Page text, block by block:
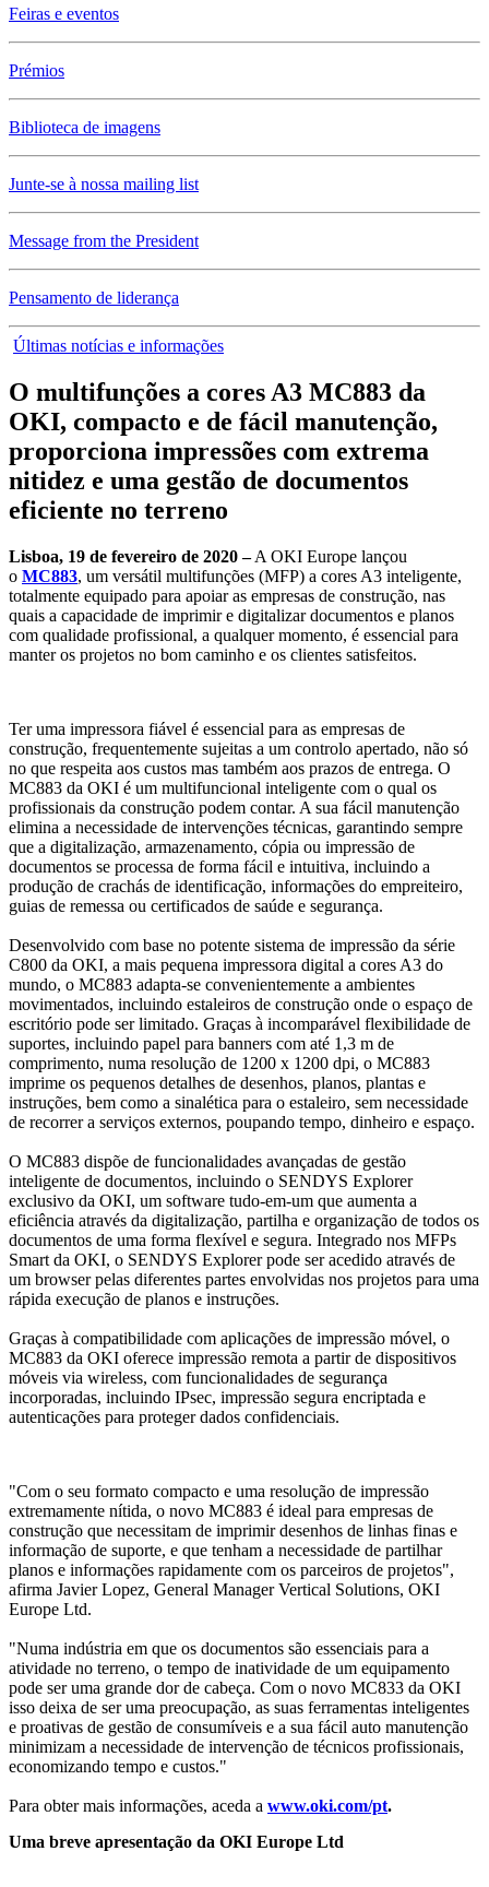
Feiras e eventos
Prémios
Biblioteca de imagens
Junte-se à nossa mailing list
Message from the President
Pensamento de liderança
Últimas notícias e informações
O multifunções a cores A3 MC883 da
OKI, compacto e de fácil manutenção,
proporciona impressões com extrema
nitidez e uma gestão de documentos
eficiente no terreno
Lisboa, 19 de fevereiro de 2020 –A OKI Europe lançou
o MC883, um versátil multifunções (MFP) a cores A3 inteligente,
totalmente equipado para apoiar as empresas de construção, nas
quais a capacidade de imprimir e digitalizar documentos e planos
com qualidade profissional, a qualquer momento, é essencial para
manter os projetos no bom caminho e os clientes satisfeitos.
Ter uma impressora fiável é essencial para as empresas de
construção, frequentemente sujeitas a um controlo apertado, não só
no que respeita aos custos mas também aos prazos de entrega. O
MC883 da OKI é um multifuncional inteligente com o qual os
profissionais da construção podem contar. A sua fácil manutenção
elimina a necessidade de intervenções técnicas, garantindo sempre
que a digitalização, armazenamento, cópia ou impressão de
documentos se processa de forma fácil e intuitiva, incluindo a
produção de crachás de identificação, informações do empreiteiro,
guias de remessa ou certificados de saúde e segurança.
Desenvolvido com base no potente sistema de impressão da série
C800 da OKI, a mais pequena impressora digital a cores A3 do
mundo, o MC883 adapta-se convenientemente a ambientes
movimentados, incluindo estaleiros de construção onde o espaço de
escritório pode ser limitado. Graças à incomparável flexibilidade de
suportes, incluindo papel para banners com até 1,3 m de
comprimento, numa resolução de 1200 x 1200 dpi, o MC883
imprime os pequenos detalhes de desenhos, planos, plantas e
instruções, bem como a sinalética para o estaleiro, sem necessidade
de recorrer a serviços externos, poupando tempo, dinheiro e espaço.
O MC883 dispõe de funcionalidades avançadas de gestão
inteligente de documentos, incluindo o SENDYS Explorer
exclusivo da OKI, um software tudo-em-um que aumenta a
eficiência através da digitalização, partilha e organização de todos os
documentos de uma forma flexível e segura. Integrado nos MFPs
Smart da OKI, o SENDYS Explorer pode ser acedido através de
um browser pelas diferentes partes envolvidas nos projetos para uma
rápida execução de planos e instruções.
Graças à compatibilidade com aplicações de impressão móvel, o
MC883 da OKI oferece impressão remota a partir de dispositivos
móveis via wireless, com funcionalidades de segurança
incorporadas, incluindo IPsec, impressão segura encriptada e
autenticações para proteger dados confidenciais.
"Com o seu formato compacto e uma resolução de impressão
extremamente nítida, o novo MC883 é ideal para empresas de
construção que necessitam de imprimir desenhos de linhas finas e
informação de suporte, e que tenham a necessidade de partilhar
planos e informações rapidamente com os parceiros de projetos",
afirma Javier Lopez, General Manager Vertical Solutions, OKI
Europe Ltd.
"Numa indústria em que os documentos são essenciais para a
atividade no terreno, o tempo de inatividade de um equipamento
pode ser uma grande dor de cabeça. Com o novo MC833 da OKI
isso deixa de ser uma preocupação, as suas ferramentas inteligentes
e proativas de gestão de consumíveis e a sua fácil auto manutenção
minimizam a necessidade de intervenção de técnicos profissionais,
economizando tempo e custos."
Para obter mais informações, aceda a www.oki.com/pt.
Uma breve apresentação da OKI Europe Ltd